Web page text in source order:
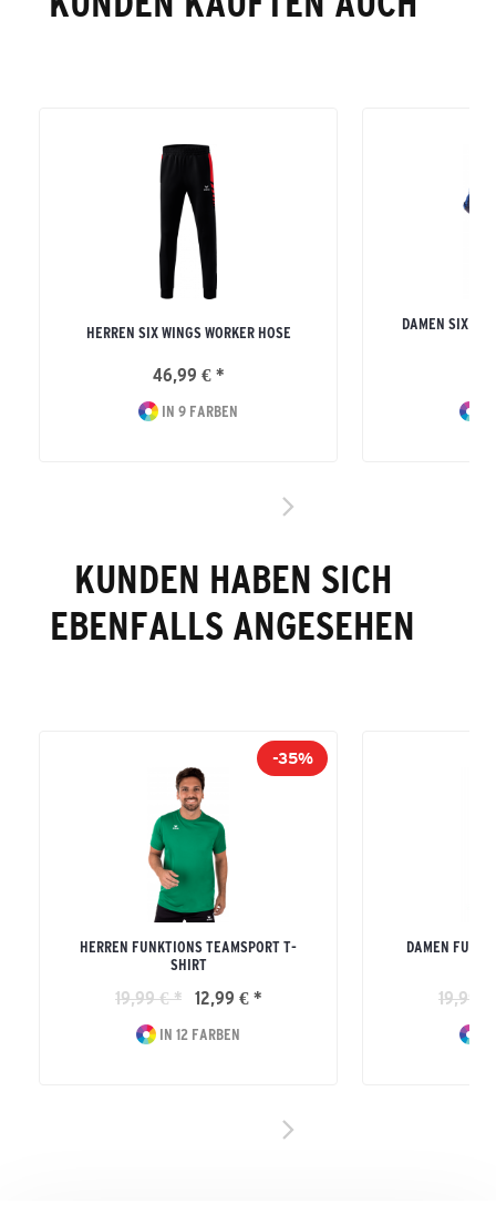
HERREN SIX WINGS WORKER HOSE
46,99 € *
IN 9 FARBEN
DAMEN SIX
KUNDEN HABEN SICH
EBENFALLS ANGESEHEN
-35%
HERREN FUNKTIONS TEAMSPORT T-
SHIRT
19,99 € * 12,99 € *
IN 12 FARBEN
DAMEN
19,99